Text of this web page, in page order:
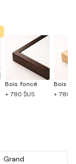
Bois foncé
+ 780 $US
Bois
+ 780
Grand